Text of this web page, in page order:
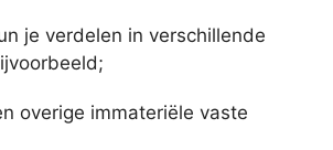
je verdelen in verschillende
overige immateriële vaste